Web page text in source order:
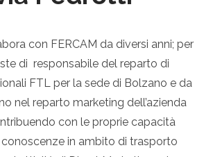
con FERCAM da diversi anni; per
di responsabile del reparto di
FTL per la sede di Bolzano e da
nel reparto marketing dell’azienda
con le proprie capacità
in ambito di trasporto